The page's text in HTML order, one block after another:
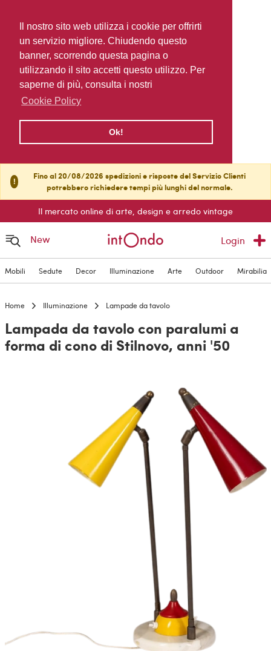
Il nostro sito web utilizza i cookie per offrirti
un servizio migliore. Chiudendo questo
banner, scorrendo questa pagina o
utilizzando il sito accetti questo utilizzo. Per
saperne di più, consulta i nostri
Cookie Policy
Ok!
!
Fino al 20/08/2026 spedizioni e risposte del Servizio Clienti
potrebbero richiedere tempi più lunghi del normale.
Il mercato online di arte, design e arredo vintage
New Login
Mobili Sedute Decor Illuminazione Arte Outdoor Mirabilia
Home Illuminazione Lampade da tavolo
Lampada da tavolo con paralumi a
forma di cono di Stilnovo, anni '50